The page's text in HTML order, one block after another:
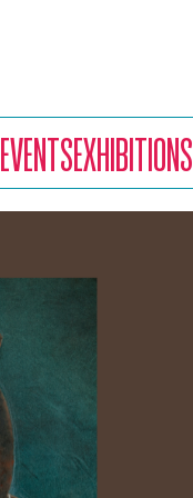
EVENTSEXHIBITIONS